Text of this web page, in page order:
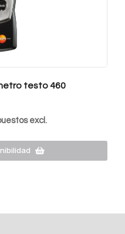
testo 460
excl.